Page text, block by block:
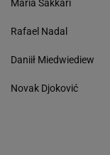
Maria Sakkari
Rafael Nadal
Daniił Miedwiediew
Novak Djoković